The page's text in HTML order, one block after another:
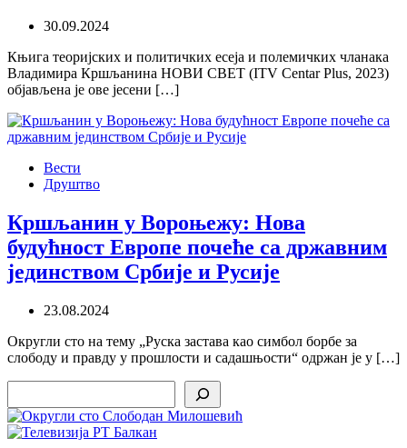
30.09.2024
Књига теоријских и политичких есеја и полемичких чланака
Владимира Кршљанина НОВИ СВЕТ (ITV Centar Plus, 2023)
објављена је ове јесени […]
Вести
Друштво
Кршљанин у Вороњежу: Нова
будућност Европе почеће са државним
јединством Србије и Русије
23.08.2024
Округли сто на тему „Руска застава као симбол борбе за
слободу и правду у прошлости и садашњости“ одржан је у […]